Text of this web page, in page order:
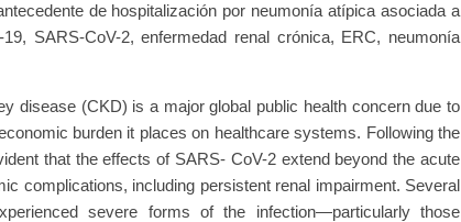
de hospitalización por neumonía atípica asociada a
SARS-CoV-2, enfermedad renal crónica, ERC, neumonía
disease (CKD) is a major global public health concern due to
burden it places on healthcare systems. Following the
that the effects of SARS- CoV-2 extend beyond the acute
complications, including persistent renal impairment. Several
severe forms of the infection—particularly those